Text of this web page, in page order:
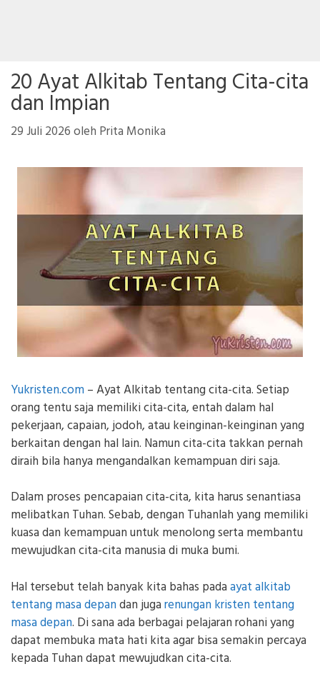
20 Ayat Alkitab Tentang Cita-cita
dan Impian
29 Juli 2026oleh Prita Monika
Yukristen.com – Ayat Alkitab tentang cita-cita. Setiap
orang tentu saja memiliki cita-cita, entah dalam hal
pekerjaan, capaian, jodoh, atau keinginan-keinginan yang
berkaitan dengan hal lain. Namun cita-cita takkan pernah
diraih bila hanya mengandalkan kemampuan diri saja.
Dalam proses pencapaian cita-cita, kita harus senantiasa
melibatkan Tuhan. Sebab, dengan Tuhanlah yang memiliki
kuasa dan kemampuan untuk menolong serta membantu
mewujudkan cita-cita manusia di muka bumi.
Hal tersebut telah banyak kita bahas padaayat alkitab
tentang masa depandan jugarenungan kristen tentang
masa depan. Di sana ada berbagai pelajaran rohani yang
dapat membuka mata hati kita agar bisa semakin percaya
kepada Tuhan dapat mewujudkan cita-cita.